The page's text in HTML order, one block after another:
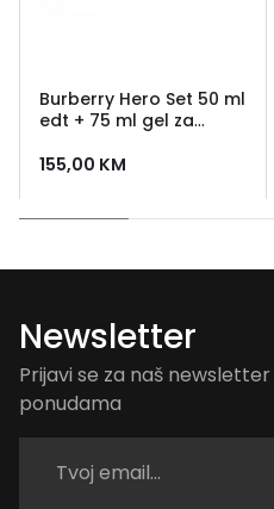
Burberry Hero Set 50 ml
edt + 75 ml gel za
155,00 KM
Newsletter
Prijavi se za naš newsletter
ponudama